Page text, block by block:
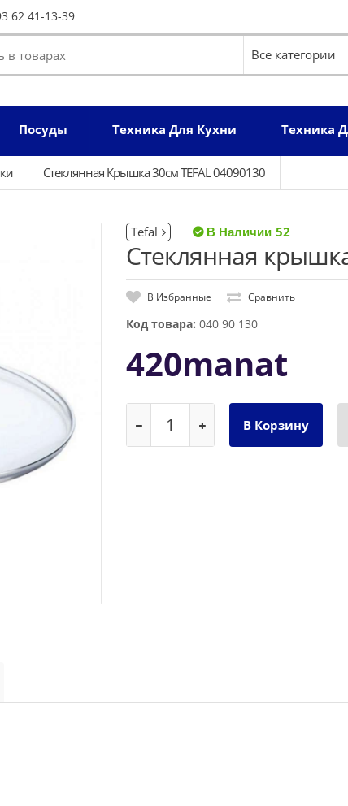
62 41-13-39
Посуды Техника Для Кухни Техника
Стеклянная Крышка 30см TEFAL 04090130
Tefal 52
Стеклянная
В Избранные Сравнить
Код товара: 040 90 130
420manat